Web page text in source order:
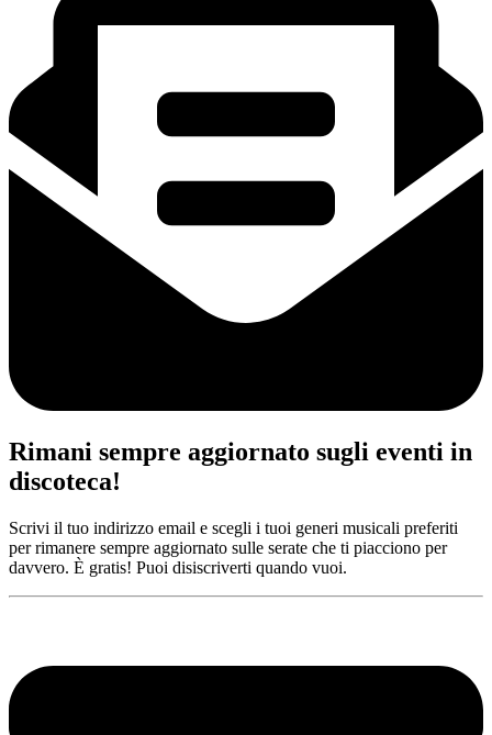
Rimani sempre aggiornato sugli eventi in
discoteca!
Scrivi il tuo indirizzo email e scegli i tuoi generi musicali preferiti
per rimanere sempre aggiornato sulle serate che ti piacciono per
davvero. È gratis! Puoi disiscriverti quando vuoi.